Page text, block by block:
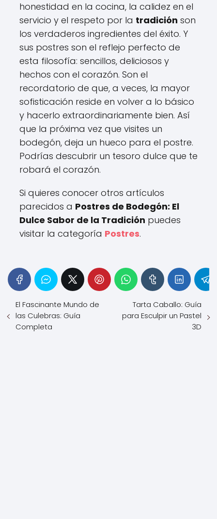
honestidad en la cocina, la calidez en el
servicio y el respeto por la tradición son
los verdaderos ingredientes del éxito. Y
sus postres son el reflejo perfecto de
esta filosofía: sencillos, deliciosos y
hechos con el corazón. Son el
recordatorio de que, a veces, la mayor
sofisticación reside en volver a lo básico
y hacerlo extraordinariamente bien. Así
que la próxima vez que visites un
bodegón, deja un hueco para el postre.
Podrías descubrir un tesoro dulce que te
robará el corazón.
Si quieres conocer otros artículos
parecidos a Postres de Bodegón: El
Dulce Sabor de la Tradición puedes
visitar la categoría Postres.
El Fascinante Mundo de
las Culebras: Guía
Completa
Tarta Caballo: Guía
para Esculpir un Pastel
3D